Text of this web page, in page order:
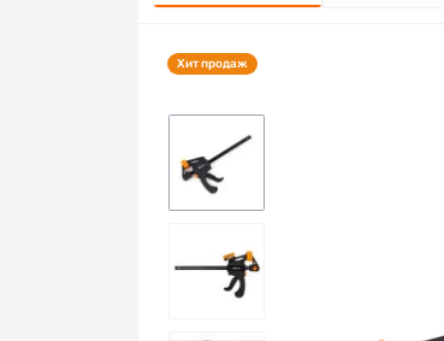
Хит продаж